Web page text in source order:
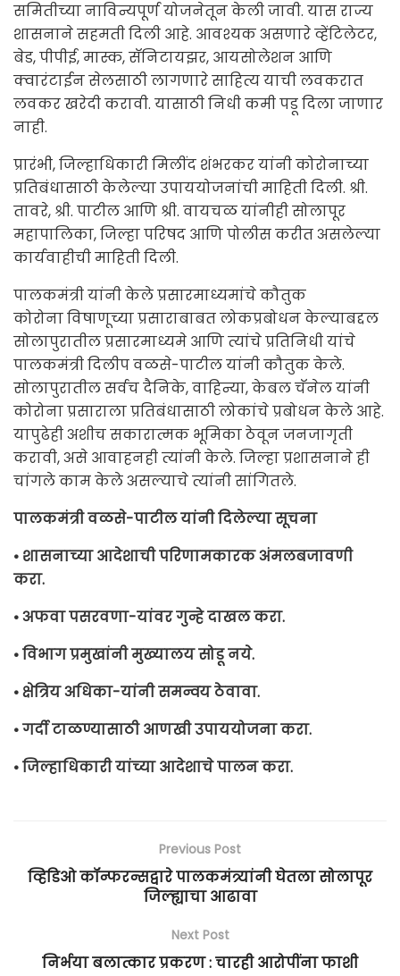
समितीच्या नाविन्यपूर्ण योजनेतून केली जावी. यास राज्य
शासनाने सहमती दिली आहे. आवश्यक असणारे व्हेंटिलेटर,
बेड, पीपीई, मास्क, सॅनिटायझर, आयसोलेशन आणि
क्वारंटाईन सेलसाठी लागणारे साहित्य याची लवकरात
लवकर खरेदी करावी. यासाठी निधी कमी पडू दिला जाणार
नाही.
प्रारंभी, जिल्हाधिकारी मिलींद शंभरकर यांनी कोरोनाच्या
प्रतिबंधासाठी केलेल्या उपाययोजनांची माहिती दिली. श्री.
तावरे, श्री. पाटील आणि श्री. वायचळ यांनीही सोलापूर
महापालिका, जिल्हा परिषद आणि पोलीस करीत असलेल्या
कार्यवाहीची माहिती दिली.
पालकमंत्री यांनी केले प्रसारमाध्यमांचे कौतुक
कोरोना विषाणूच्या प्रसाराबाबत लोकप्रबोधन केल्याबद्दल
सोलापुरातील प्रसारमाध्यमे आणि त्यांचे प्रतिनिधी यांचे
पालकमंत्री दिलीप वळसे-पाटील यांनी कौतुक केले.
सोलापुरातील सर्वच दैनिके, वाहिन्या, केबल चॅनेल यांनी
कोरोना प्रसाराला प्रतिबंधासाठी लोकांचे प्रबोधन केले आहे.
यापुढेही अशीच सकारात्मक भूमिका ठेवून जनजागृती
करावी, असे आवाहनही त्यांनी केले. जिल्हा प्रशासनाने ही
चांगले काम केले असल्याचे त्यांनी सांगितले.
पालकमंत्री वळसे-पाटील यांनी दिलेल्या सूचना
• शासनाच्या आदेशाची परिणामकारक अंमलबजावणी
करा.
• अफवा पसरवणा-यांवर गुन्हे दाखल करा.
• विभाग प्रमुखांनी मुख्यालय सोडू नये.
• क्षेत्रिय अधिका-यांनी समन्वय ठेवावा.
• गर्दी टाळण्यासाठी आणखी उपाययोजना करा.
• जिल्हाधिकारी यांच्या आदेशाचे पालन करा.
Previous Post
व्हिडिओ कॉन्फरन्सद्वारे पालकमंत्र्यांनी घेतला सोलापूर
जिल्ह्याचा आढावा
Next Post
निर्भया बलात्कार प्रकरण : चारही आरोपींना फाशी